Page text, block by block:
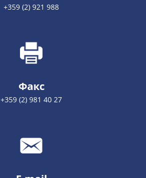
+359 (2) 921 988
Факс
+359 (2) 981 40 27